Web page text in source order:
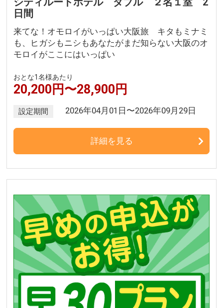
日間
来てな！オモロイがいっぱい大阪旅 キタもミナミ
も、ヒガシもニシもあなたがまだ知らない大阪のオ
モロイがここにはいっぱい
おとな1名様あたり
20,200円〜28,900円
設定期間 2026年04月01日〜2026年09月29日
詳細を見る